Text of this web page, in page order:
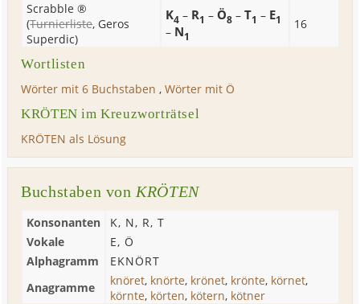
Scrabble ®
(Turnierliste, Geros
Superdic)
K4 – R1 – Ö8 –T1 – E1
– N1
16
Wortlisten
Wörter mit 6 Buchstaben ,Wörter mit Ö
KRÖTEN im Kreuzworträtsel
KRÖTEN als Lösung
Buchstaben von KRÖTEN
Konsonanten K, N, R,T
Vokale
E, Ö
Alphagramm
EKNÖRT
Anagramme
knöret, knörte, krönet, krönte, körnet,
körnte, körten, kötern, kötner